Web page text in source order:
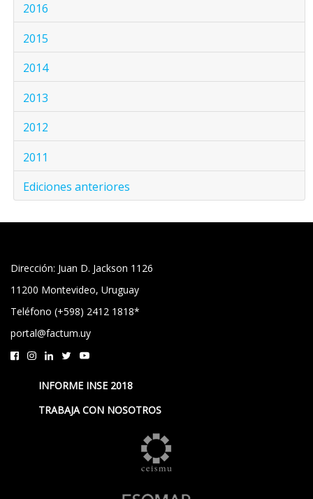
2016
2015
2014
2013
2012
2011
Ediciones anteriores
Dirección: Juan D. Jackson 1126
11200 Montevideo, Uruguay
Teléfono (+598) 2412 1818*
portal@factum.uy
INFORME INSE 2018
TRABAJA CON NOSOTROS